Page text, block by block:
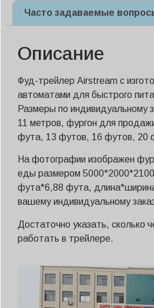
Часто задаваемые
Описание
Фуд-трейлер Airstream с
автоматами для быстрого
Размеры по индивидуальному
11 метров, фургон для
фута, 13 футов, 16 футов, 20
На фотографии изображен
еды размером
фута*6,88 фута,
вашему индивидуальному
Достаточно указать, сколько
работать в трейлере.